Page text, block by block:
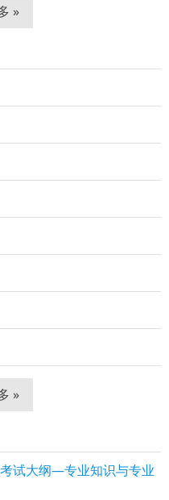
»
»
试大纲—专业知识与专业